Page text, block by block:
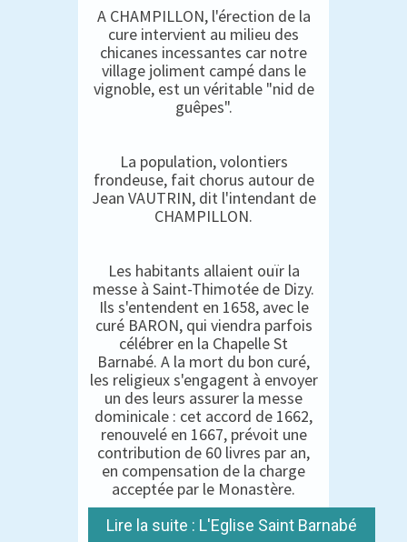
A CHAMPILLON, l'érection de la
cure intervient au milieu des
chicanes incessantes car notre
village joliment campé dans le
vignoble, est un véritable "nid de
guêpes".
La population, volontiers
frondeuse, fait chorus autour de
Jean VAUTRIN, dit l'intendant de
CHAMPILLON.
Les habitants allaient ouïr la
messe à Saint-Thimotée de Dizy.
Ils s'entendent en 1658, avec le
curé BARON, qui viendra parfois
célébrer en la Chapelle St
Barnabé. A la mort du bon curé,
les religieux s'engagent à envoyer
un des leurs assurer la messe
dominicale : cet accord de 1662,
renouvelé en 1667, prévoit une
contribution de 60 livres par an,
en compensation de la charge
acceptée par le Monastère.
Lire la suite : L'Eglise Saint Barnabé